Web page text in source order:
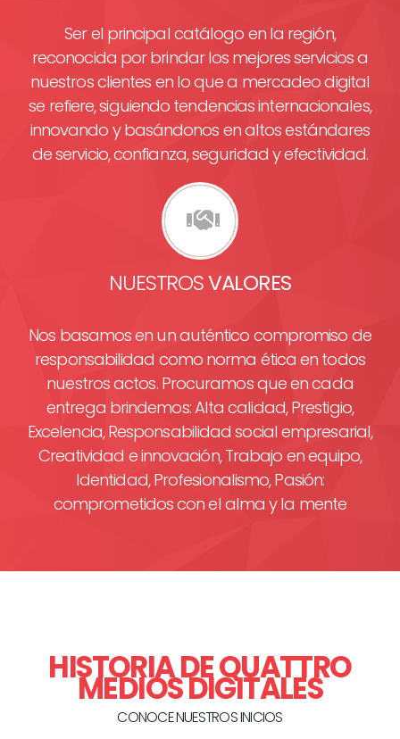
Ser el principal catálogo en la región,
reconocida por brindar los mejores servicios a
nuestros clientes en lo que a mercadeo digital
se refiere, siguiendo tendencias internacionales,
innovando y basándonos en altos estándares
de servicio, confianza, seguridad y efectividad.
NUESTROSVALORES
Nos basamos en un auténtico compromiso de
responsabilidad como norma ética en todos
nuestros actos. Procuramos que en cada
entrega brindemos: Alta calidad, Prestigio,
Excelencia, Responsabilidad social empresarial,
Creatividad e innovación, Trabajo en equipo,
Identidad, Profesionalismo, Pasión:
comprometidos con el alma y la mente
HISTORIA DE QUATTRO
MEDIOS DIGITALES
CONOCE NUESTROS INICIOS